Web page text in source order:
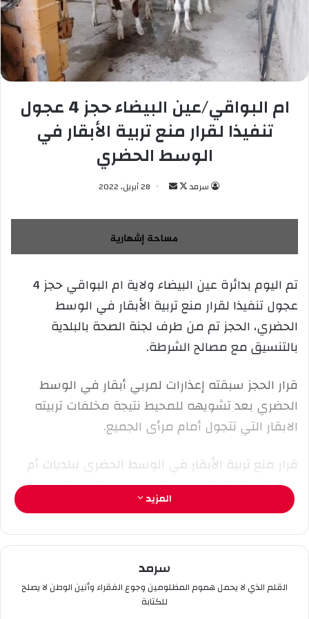
ام البواقي/عين البيضاء حجز 4 عجول
تنفيذا لقرار منع تربية الأبقار في
الوسط الحضري
سرمد
ت
ب
ع
ع
ى
X
س
ل
ب
ي
د
إ
ل
ت
ر
ن
28 أبريل، 2022
تم اليوم بدائرة عين البيضاء ولاية ام البواقي حجز 4
عجول تنفيذا لقرار منع تربية الأبقار في الوسط
الحضري، الحجز تم من طرف لجنة الصحة بالبلدية
بالتنسيق مع مصالح الشرطة.
قرار الحجز سبقته إعذارات لمربي أبقار في الوسط
الحضري بعد تشويهه للمحيط نتيجة مخلفات تربيته
الابقار التي تتجول أمام مرأى الجميع.
قرار منع تربية الأبقار في الوسط الحضري ببلديات أم
البواقي، اتخذه المجلس البلدي السابق لسيقوس، ولم
يدخل حيز التنفيذ، ويعتبر المجلس الحالي لعين البيضاء
التنفيذ.
المزيد
سرمد
القلم الذي لا يحمل هموم المظلومين وجوع الفقراء وأنين الوطن لا يصلح
للكتابة